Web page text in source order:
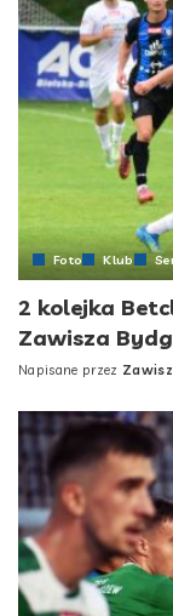
Foto Klub
2 kolejka
Zawisza
Posted
Napisane przez